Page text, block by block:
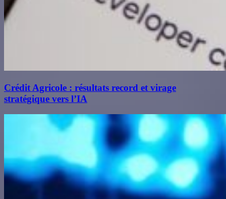
Crédit Agricole : résultats record et virage
stratégique vers l’IA